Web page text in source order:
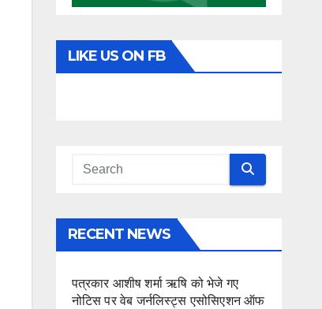
LIKE US ON FB
RECENT NEWS
पत्रकार आशीष शर्मा ऋषि को भेजे गए
नोटिस पर वेब जर्नलिस्ट्स एसोसिएशन ऑफ